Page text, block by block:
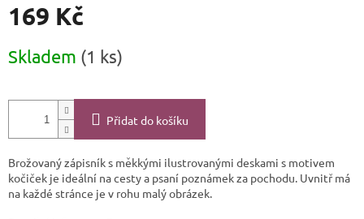
169 Kč
cena:
Skladem (1 ks)
Přidat do košíku
Brožovaný zápisník s měkkými ilustrovanými deskami s motivem
kočiček je ideální na cesty a psaní poznámek za pochodu. Uvnitř má
na každé stránce je v rohu malý obrázek.